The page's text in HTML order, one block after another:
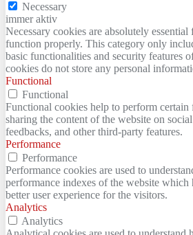
Necessary
immer aktiv
Necessary cookies are absolutely
function properly. This category only
basic functionalities and security features
cookies do not store any personal
Functional
Functional
Functional cookies help to perform
sharing the content of the website on
feedbacks, and other third-party features.
Performance
Performance
Performance cookies are used to
performance indexes of the website which
better user experience for the visitors.
Analytics
Analytics